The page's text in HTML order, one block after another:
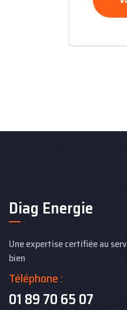
Diag Energie
Une expertise certifiée au
bien
Téléphone :
01 89 70 65 07